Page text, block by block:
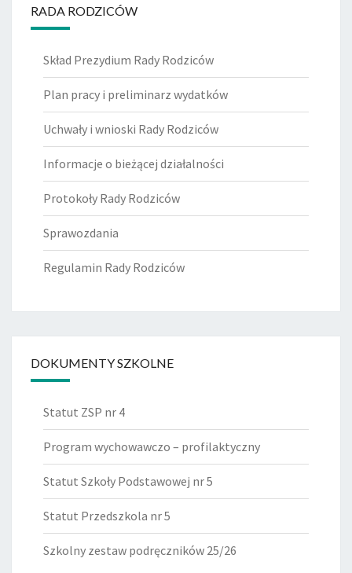
RADA RODZICÓW
Skład Prezydium Rady Rodziców
Plan pracy i preliminarz wydatków
Uchwały i wnioski Rady Rodziców
Informacje o bieżącej działalności
Protokoły Rady Rodziców
Sprawozdania
Regulamin Rady Rodziców
DOKUMENTY SZKOLNE
Statut ZSP nr 4
Program wychowawczo – profilaktyczny
Statut Szkoły Podstawowej nr 5
Statut Przedszkola nr 5
Szkolny zestaw podręczników 25/26